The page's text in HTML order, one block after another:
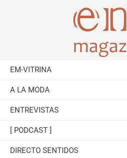
EM-VITRINA
A LA MODA
ENTREVISTAS
[ PODCAST ]
DIRECTO SENTIDOS